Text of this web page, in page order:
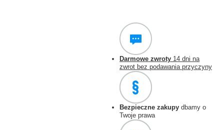
Darmowe zwroty 14 dni na
zwrot bez podawania przyczyny
Bezpieczne zakupy dbamy o
Twoje prawa